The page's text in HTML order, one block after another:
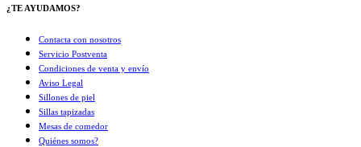
¿TE AYUDAMOS?
Contacta con nosotros
Servicio Postventa
Condiciones de venta y envío
Aviso Legal
Sillones de piel
Sillas tapizadas
Mesas de comedor
Quiénes somos?